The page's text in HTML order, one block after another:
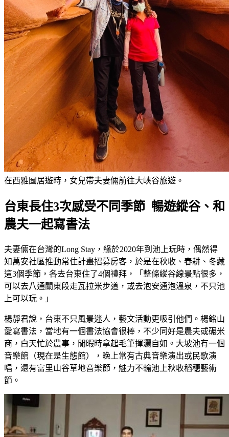
在西雅圖居遊時，女兒帶夫妻倆前往大峽谷旅遊。
台東長住3次感受不同季節 暢遊縱谷、和
農夫一起寫書法
夫妻倆在台灣的Long Stay，緣於2020年到池上玩時，偶然得
知萬安社區推動常住計畫招募房客，於是在秋收、春耕、冬藏
這3個季節，各去台東住了4個禮拜，「整條縱谷線景點很多，
可以去八通關東段走瓦拉米步道，或去泡安通泡溫泉，不只池
上可以玩。」
楊靜君說，台東不只風景迷人，藝文活動更吸引他們。楊銘山
愛寫書法，當地有一個書法協會很棒，不少同好是農夫或碾米
商，白天忙於農事，閒暇時拿起毛筆揮灑自如。大坡池有一個
音樂館（現在是生態館），晚上常有古典音樂演出或民歌演
唱，還有富里山谷草地音樂節，魅力不輸池上秋收稻穗藝術
節。